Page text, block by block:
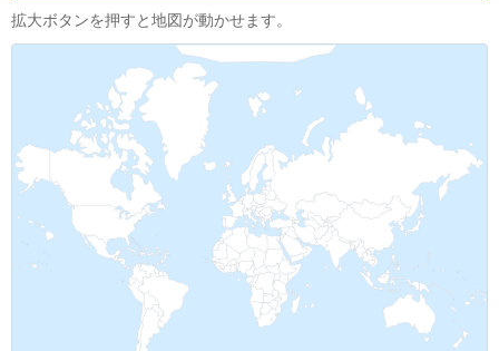
拡大ボタンを押すと地図が動かせます。